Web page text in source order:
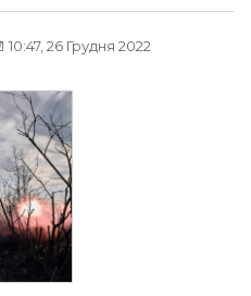
10:47, 26 Грудня 2022